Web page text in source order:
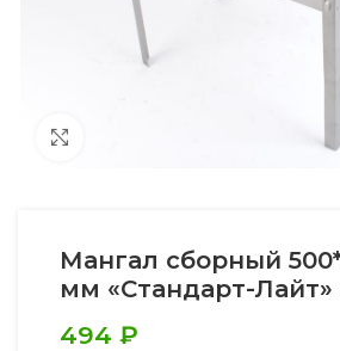
Мангал сборный
мм «Стандарт-Лайт»
494 ₽